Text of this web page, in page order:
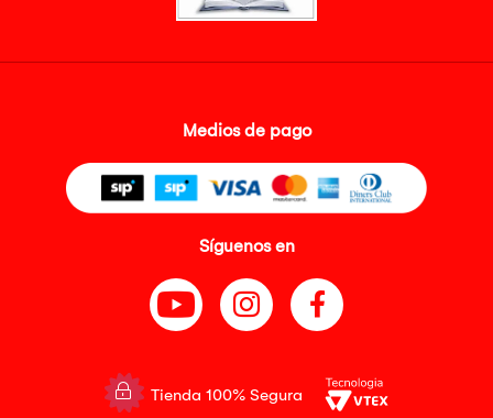
Medios de pago
Síguenos en
Tienda 100% Segura